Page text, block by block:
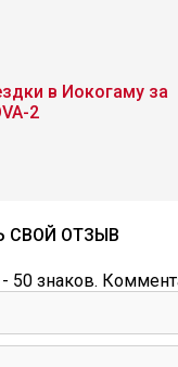
в Иокогаму за
2
СВОЙ ОТЗЫВ
50 знаков.